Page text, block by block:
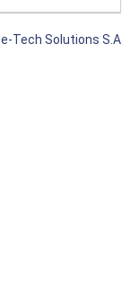
e-Tech Solutions S.A